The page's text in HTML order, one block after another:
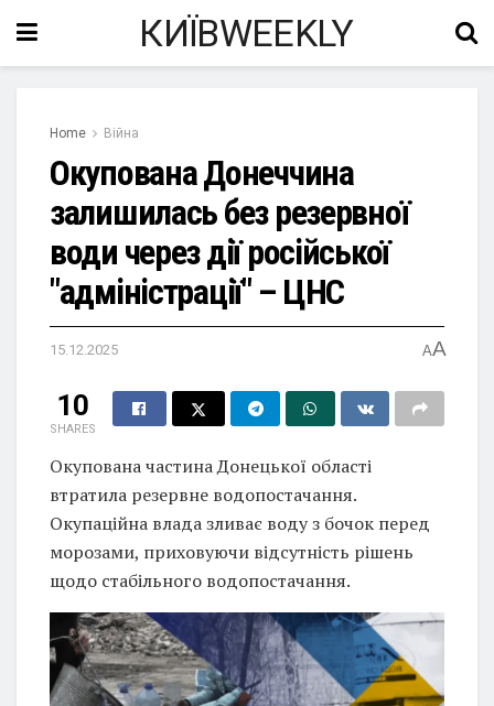
КИЇВWEEKLY
Home Війна
Окупована Донеччина
залишилась без резервної
води через дії російської
"адміністрації" – ЦНС
15.12.2025 AA
10
SHARES
Окупована частина Донецької області
втратила резервне водопостачання.
Окупаційна влада зливає воду з бочок перед
морозами, приховуючи відсутність рішень
щодо стабільного водопостачання.